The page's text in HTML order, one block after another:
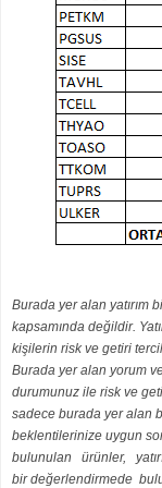
Burada yer alan yatırım
kapsamında değildir.
kişilerin risk ve getiri
Burada yer alan yorum
durumunuz ile risk ve
sadece burada yer alan
beklentilerinize uygun
bulunulan ürünler,
birdeğerlendirmede